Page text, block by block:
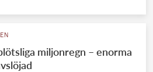
miljonregn – enorma